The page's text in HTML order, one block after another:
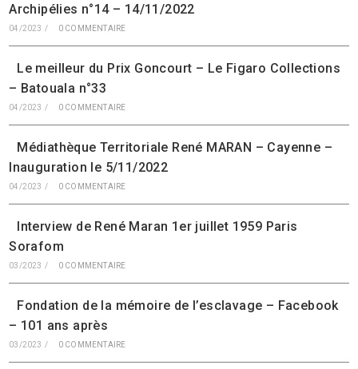
Archipélies n°14 – 14/11/2022
04/2023 / 0 COMMENTAIRE
Le meilleur du Prix Goncourt – Le Figaro Collections
– Batouala n°33
04/2023 / 0 COMMENTAIRE
Médiathèque Territoriale René MARAN – Cayenne –
Inauguration le 5/11/2022
04/2023 / 0 COMMENTAIRE
Interview de René Maran 1er juillet 1959 Paris
Sorafom
03/2023 / 0 COMMENTAIRE
Fondation de la mémoire de l’esclavage – Facebook
– 101 ans après
03/2023 / 0 COMMENTAIRE